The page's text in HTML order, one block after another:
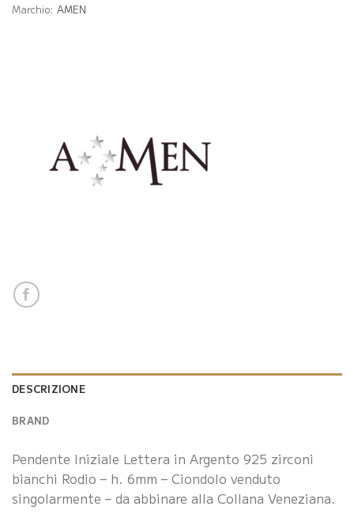
Marchio: AMEN
DESCRIZIONE
BRAND
Pendente Iniziale Lettera in Argento 925 zirconi
bianchi Rodio – h. 6mm – Ciondolo venduto
singolarmente – da abbinare alla Collana Veneziana.